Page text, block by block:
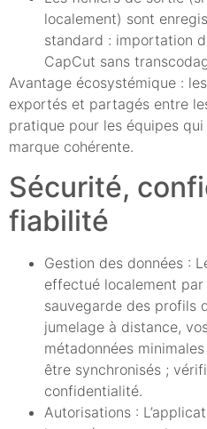
localement) sont
standard : importation
CapCut sans
Avantage écosystémique :
exportés et partagés entre
pratique pour les équipes
marque cohérente.
Sécurité,
fiabilité
Gestion des données :
effectué localement
sauvegarde des profils
jumelage à distance,
métadonnées
être synchronisés ;
confidentialité.
Autorisations :